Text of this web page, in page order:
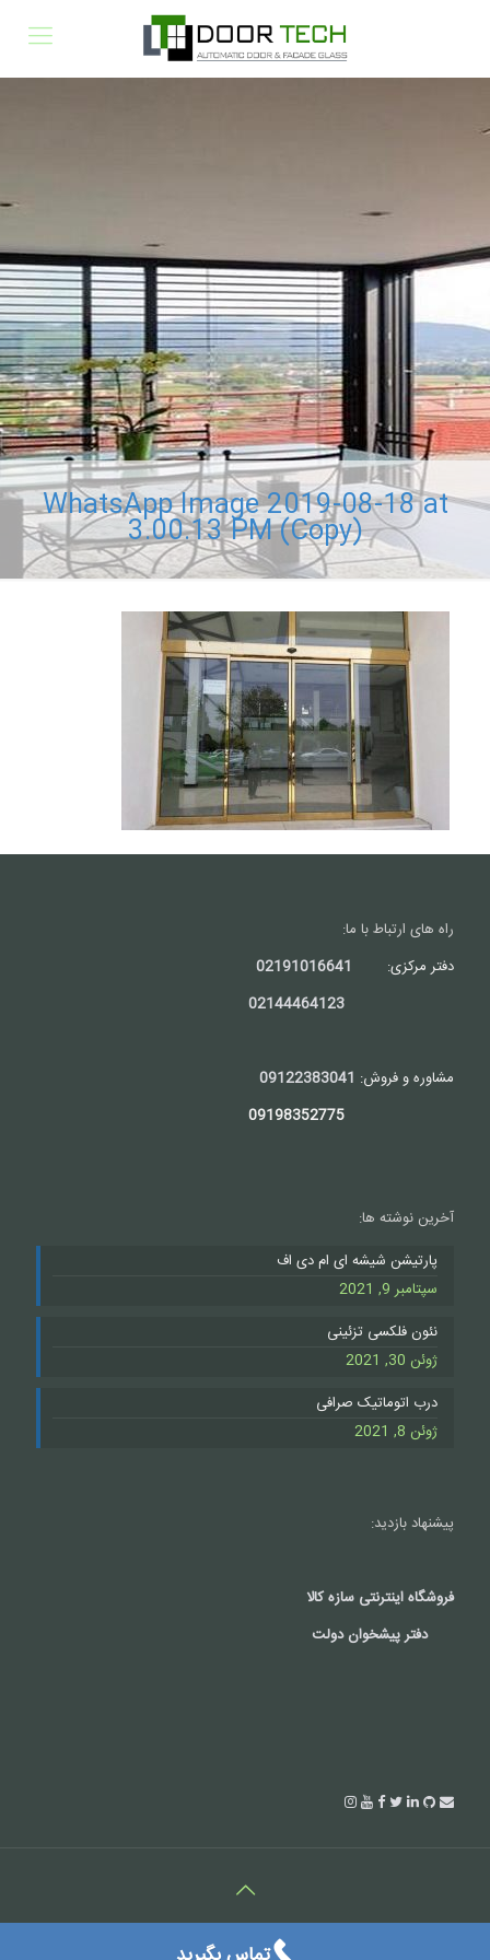
WhatsApp Image 2019-08-18 at
3.00.13 PM (Copy)
راه های ارتباط با ما:
دفتر مرکزی: 02191016641
02144464123
مشاوره و فروش: 09122383041
آخرین نوشته ها:
پارتیشن شیشه ای ام دی اف
سپتامبر 9, 2021
نئون فلکسی تزئینی
ژوئن 30, 2021
درب اتوماتیک صرافی
ژوئن 8, 2021
پیشنهاد بازدید:
فروشگاه اینترنتی سازه کالا
دفتر پیشخوان دولت
کلیه حقوق این سایت متعلق به شرکت درتک می باشد.(c2018)